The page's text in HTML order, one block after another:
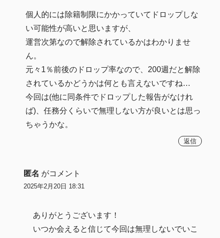
個人的には除籍制限にかかっていてドロップしな
い可能性が高いと思いますが、
運営次第なので解除されているかはわかりませ
ん。
元々1％前後のドロップ率なので、200週だと解除
されているかどうかは何とも言えないですね…
今回は(他に同条件でドロップした報告がなけれ
ば)、任務分くらいで無理しない方が良いとは思っ
ちゃうかな。
返信
匿名 がコメント
2025年2月20日 18:31
ありがとうございます！
いつか会えると信じて今回は無理しないでいこ